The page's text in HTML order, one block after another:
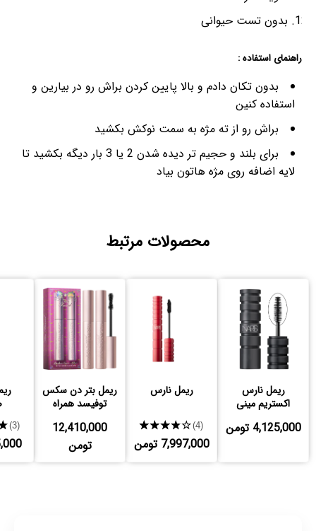
بدون تست حیوانی
راهنمای استفاده :
بدون تکان دادم و بالا پایین کردن براش رو در بیارین و
استفاده کنین
براش رو از ته مژه به سمت نوکش بکشید
برای بلند و حجیم تر دیده شدن 2 یا 3 بار دیگه بکشید تا
لایه اضافه روی مژه هاتون بیاد
محصولات مرتبط
ریمل نارس
اکستریم مینی
4,125,000 تومن
ریمل نارس
★★★★★(4)
7,997,000 تومن
ریمل بتر دن سکس
توفیسد همراه
12,410,000
تومن
(3)